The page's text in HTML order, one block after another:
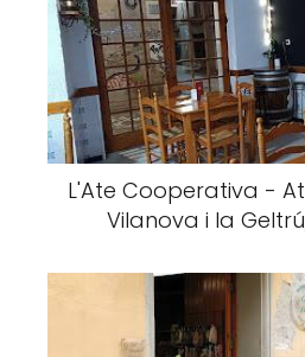
L'Ate Cooperativa -
Vilanova i la